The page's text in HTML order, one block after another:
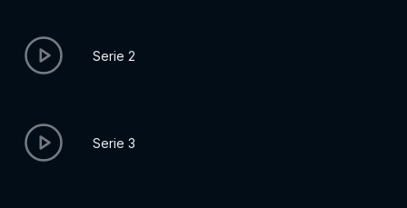
Serie 2
Serie 3